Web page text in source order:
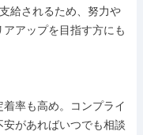
給されるため、努力や
アップを目指す方にも
率も高め。コンプライ
があればいつでも相談